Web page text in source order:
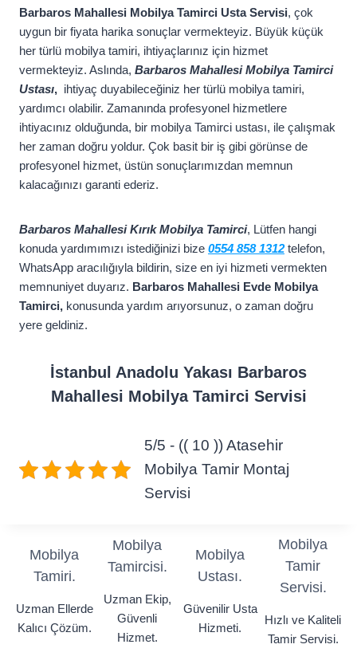
Barbaros Mahallesi Mobilya Tamirci Usta Servisi, çok
uygun bir fiyata harika sonuçlar vermekteyiz. Büyük küçük
her türlü mobilya tamiri, ihtiyaçlarınız için hizmet
vermekteyiz. Aslında, Barbaros Mahallesi Mobilya Tamirci
Ustası, ihtiyaç duyabileceğiniz her türlü mobilya tamiri,
yardımcı olabilir. Zamanında profesyonel hizmetlere
ihtiyacınız olduğunda, bir mobilya Tamirci ustası, ile çalışmak
her zaman doğru yoldur. Çok basit bir iş gibi görünse de
profesyonel hizmet, üstün sonuçlarımızdan memnun
kalacağınızı garanti ederiz.
Barbaros Mahallesi Kırık Mobilya Tamirci, Lütfen hangi
konuda yardımımızı istediğinizi bize 0554 858 1312 telefon,
WhatsApp aracılığıyla bildirin, size en iyi hizmeti vermekten
memnuniyet duyarız. Barbaros Mahallesi Evde Mobilya
Tamirci, konusunda yardım arıyorsunuz, o zaman doğru
yere geldiniz.
İstanbul Anadolu Yakası Barbaros
Mahallesi Mobilya Tamirci Servisi
5/5 - (( 10 )) Atasehir
Mobilya Tamir Montaj
Servisi
Mobilya
Tamiri.
Uzman Ellerde
Kalıcı Çözüm.
Mobilya
Tamircisi.
Uzman Ekip,
Güvenli
Hizmet.
Mobilya
Ustası.
Güvenilir Usta
Hizmeti.
Mobilya
Tamir
Servisi.
Hızlı ve Kaliteli
Tamir Servisi.